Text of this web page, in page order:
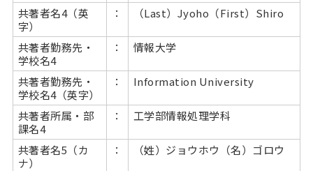
共著者名4（英
字）
： （Last）Jyoho（First）Shiro
共著者勤務先・
学校名4
： 情報大学
共著者勤務先・
学校名4（英字）
： Information University
共著者所属・部
課名4
： 工学部情報処理学科
共著者名5（カ
ナ）
： （姓）ジョウホウ（名）ゴロウ